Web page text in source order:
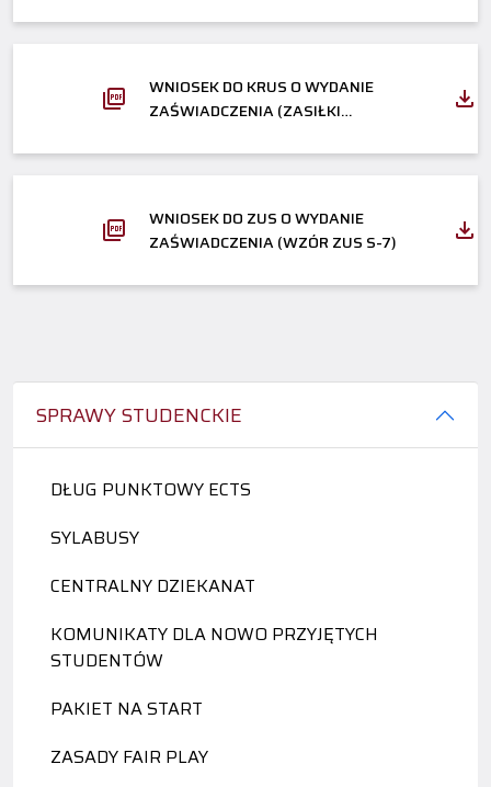
SPRAWY STUDENCKIE
DŁUG PUNKTOWY ECTS
SYLABUSY
CENTRALNY DZIEKANAT
KOMUNIKATY DLA NOWO PRZYJĘTYCH
STUDENTÓW
PAKIET NA START
ZASADY FAIR PLAY
WNIOSEK DO KRUS O WYDANIE
ZAŚWIADCZENIA (ZASIŁKI
2024)
WNIOSEK DO ZUS O WYDANIE
ZAŚWIADCZENIA (WZÓR ZUS S-7)